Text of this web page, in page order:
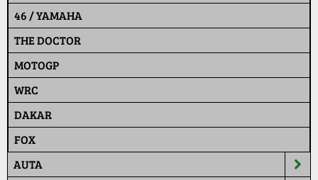
46 / YAMAHA
THE DOCTOR
MOTOGP
WRC
DAKAR
FOX
AUTA